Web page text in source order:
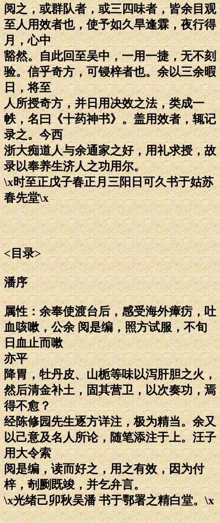
阅之，或群队者，或三四味者，皆余目观
至人用效者也，使予如久旱逢霖，夜行得
月，心中
豁然。自此回至吴中，一用一捷，无不刻
验。信乎奇方，可锓梓者也。余以三余暇
日，将至
人所授奇方，并日用决效之法，类成一
帙，名曰《十药神书》。盖用效者，辄记
录之。今西
浙大痴道人与余通家之好，用礼求授，故
录以奉养生济人之功用尔。
\x时至正戊子春正月三阳日可久书于姑苏
春先堂\x
<目录>
潘序
属性：余奉使渡台后，感受海外瘴疠，吐
血咳嗽，公余 阅是编，照方试服，不旬
日血止而嗽
亦平
降胃，牡丹皮、山栀等味以泻肝胆之火，
然后清金补土，固其营卫，以次奏功，焉
得不愈？
经陈修园先生逐方详注，极为精当。余又
以己意及名人所论，随笔添注于上。汪子
用大令索
阅是编，读而好之，用之有效，因为付
梓，剞劂既竣，并乞弁言。
\x光绪己卯秋吴潘 书于鄂署之精白堂。\x